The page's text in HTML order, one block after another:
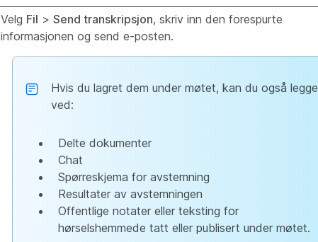
Velg Fil > Send transkripsjon, skriv inn den forespurte
informasjonen og send e-posten.
Hvis du lagret dem under møtet, kan du også legge
ved:
Delte dokumenter
Chat
Spørreskjema for avstemning
Resultater av avstemningen
Offentlige notater eller teksting for
hørselshemmede tatt eller publisert under møtet.